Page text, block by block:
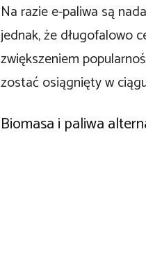
Na razie e-paliwa są
jednak, że długofalowo
zwiększeniem
zostać osiągnięty w
Biomasa i paliwa